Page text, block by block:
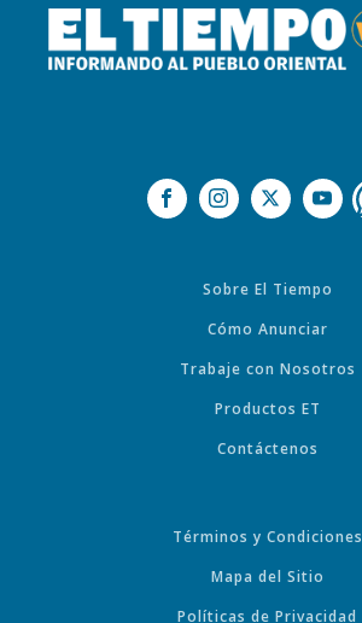
Sobre El Tiempo
Cómo Anunciar
Trabaje con Nosotros
Productos ET
Contáctenos
Términos y Condiciones
Mapa del Sitio
Políticas de Privacidad